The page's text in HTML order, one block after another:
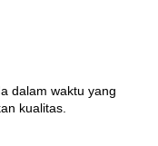
dalam waktu yang
kualitas.